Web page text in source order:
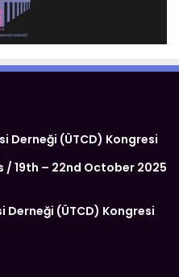
Derneği (ÜTCD) Kongresi
/ 19th – 22nd October 2025
Derneği (ÜTCD) Kongresi